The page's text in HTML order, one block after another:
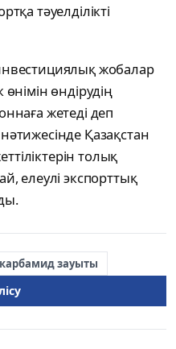
тәуелділікті
жобалар
өндірудің
жетеді деп
Қазақстан
толық
елеулі экспорттық
карбамид зауыты